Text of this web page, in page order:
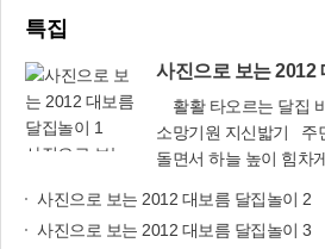
간인 신발산업에 대한
느 때 보다 절실하다”
지난 2010년 8월 부산
선정됐으며, 같은 해
로 선정됐다. 문의 : 대
설명 - 대림산업 조재
고 있는 신발제품들.
도 있다. 이러한 각 분
심 분야를 따져보고 알
아이에게 맞는 학습 방
움을 극복하여 매우 높
수 있다.언어적 지능이
자. 언어적 지능이 뛰어
에 탁월한 능력을 보이
올린다. 구경을 마친 일
황망히 서 있는 퀭한 개
뱃가죽은 이미 등에 달
자리를 넓혀 금방이라
개의 형상 때문인가. 숙
쉬이 가시지 않았다. 그
국 최고의 명절인 춘제
망끈잇기’ 사업을 중점
에 참여해 어려운 이웃
화상사는 무려 20세대
하고 있으며, 협성정밀,
만원씩을 후원하겠다고
재 △범영밸브(이정일)
△(주)모던인테크(최인
특집
사진으로 보는 2012
사진으로 보는
집놀이 1
활활 타오르는 달집
소망기원 지신밟기 주
돌면서 하늘 높이 힘차
풍년기원 농악놀이 풍
돌며 송액영복(送厄迎
사진으로 보는 2012 대보름 달집놀이 2
사진으로 보는 2012 대보름 달집놀이 3